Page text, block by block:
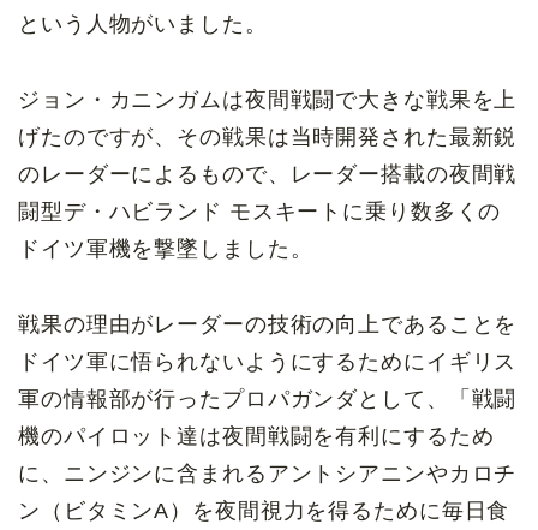
という人物がいました。
ジョン・カニンガムは夜間戦闘で大きな戦果を上
げたのですが、その戦果は当時開発された最新鋭
のレーダーによるもので、レーダー搭載の夜間戦
闘型デ・ハビランド モスキートに乗り数多くの
ドイツ軍機を撃墜しました。
戦果の理由がレーダーの技術の向上であることを
ドイツ軍に悟られないようにするためにイギリス
軍の情報部が行ったプロパガンダとして、「戦闘
機のパイロット達は夜間戦闘を有利にするため
に、ニンジンに含まれるアントシアニンやカロチ
ン（ビタミンA）を夜間視力を得るために毎日食